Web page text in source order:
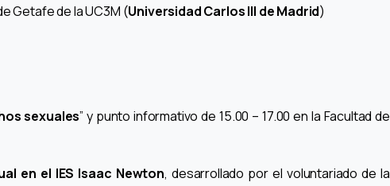
Getafe de la UC3M (Universidad Carlos III de Madrid)
sexuales” y punto informativo de 15.00 – 17.00 en la Facultad de
en el IES Isaac Newton, desarrollado por el voluntariado de la